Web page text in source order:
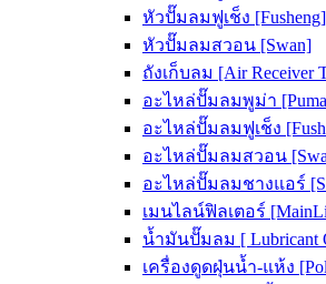
หัวปั๊มลมฟูเช็ง [Fusheng]
หัวปั๊มลมสวอน [Swan]
ถังเก็บลม [Air Receiver
อะไหล่ปั๊มลมพูม่า [Puma
อะไหล่ปั๊มลมฟูเช็ง
อะไหล่ปั๊มลมสวอน
อะไหล่ปั๊มลมชางแอร์
เมนไลน์ฟิลเตอร์
น้ำมันปั๊มลม [ Lubricant
เครื่องดูดฝุ่นน้ำ-แห้ง